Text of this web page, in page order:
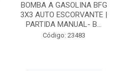
BOMBA A GASOLINA BFG
3X3 AUTO ESCORVANTE |
PARTIDA MANUAL- B...
Código: 23483